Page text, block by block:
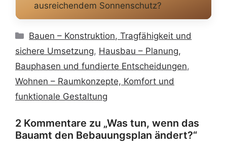
ausreichendem Sonnenschutz?
Kategorien
Bauen – Konstruktion, Tragfähigkeit und
sichere Umsetzung, Hausbau – Planung,
Bauphasen und fundierte Entscheidungen,
Wohnen – Raumkonzepte, Komfort und
funktionale Gestaltung
2 Kommentare zu „Was tun, wenn das
Bauamt den Bebauungsplan ändert?“